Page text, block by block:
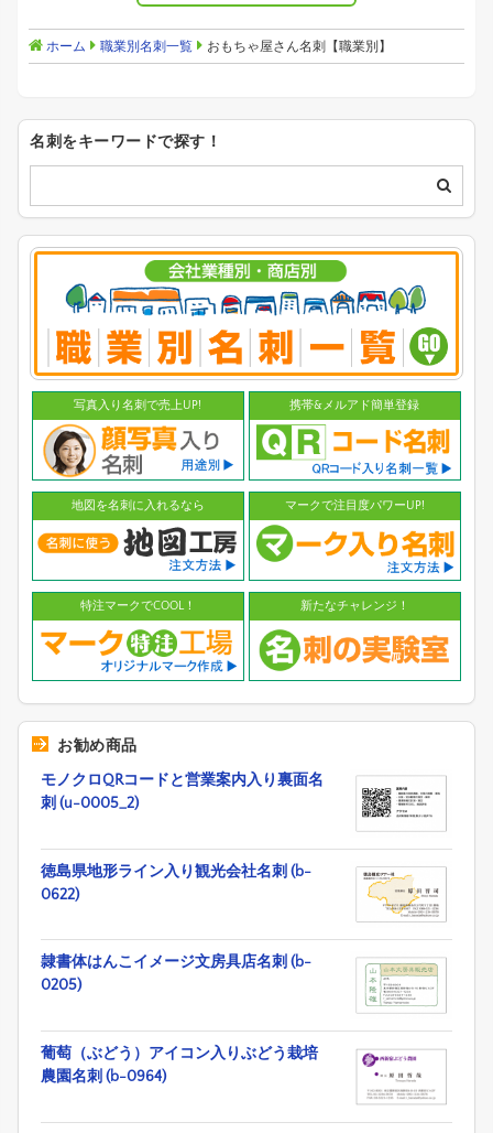
ホーム 職業別名刺一覧 おもちゃ屋さん名刺【職業別】
名刺をキーワードで探す！
写真入り名刺で売上UP! 携帯&メルアド簡単登録
地図を名刺に入れるなら マークで注目度パワーUP!
特注マークでCOOL！ 新たなチャレンジ！
お勧め商品
モノクロQRコードと営業案内入り裏面名
刺 (u-0005_2)
徳島県地形ライン入り観光会社名刺 (b-
0622)
隷書体はんこイメージ文房具店名刺 (b-
0205)
葡萄（ぶどう）アイコン入りぶどう栽培
農園名刺 (b-0964)